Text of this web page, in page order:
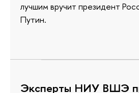
лучшим вручит президент
Путин.
Эксперты НИУ ВШЭ